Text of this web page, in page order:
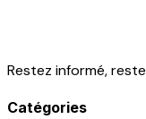
Restez informé,
Catégories